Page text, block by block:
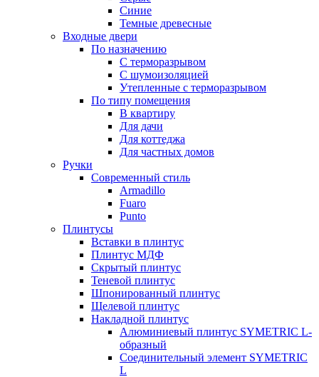
Синие
Темные древесные
Входные двери
По назначению
С терморазрывом
С шумоизоляцией
Утепленные с терморазрывом
По типу помещения
В квартиру
Для дачи
Для коттеджа
Для частных домов
Ручки
Современный стиль
Armadillo
Fuaro
Punto
Плинтусы
Вставки в плинтус
Плинтус МДФ
Скрытый плинтус
Теневой плинтус
Шпонированный плинтус
Щелевой плинтус
Накладной плинтус
Алюминиевый плинтус SYMETRIC L-
образный
Соединительный элемент SYMETRIC
L